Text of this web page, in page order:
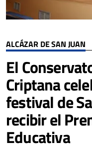
ALCÁZAR DE SAN JUAN
El
Criptana
festival de
recibir el
Educativa